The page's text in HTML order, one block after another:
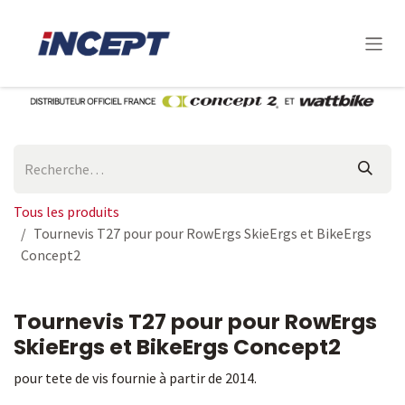
Tous les produits
Tournevis T27 pour pour RowErgs SkieErgs et BikeErgs
Concept2
Tournevis T27 pour pour RowErgs
SkieErgs et BikeErgs Concept2
pour tete de vis fournie à partir de 2014.